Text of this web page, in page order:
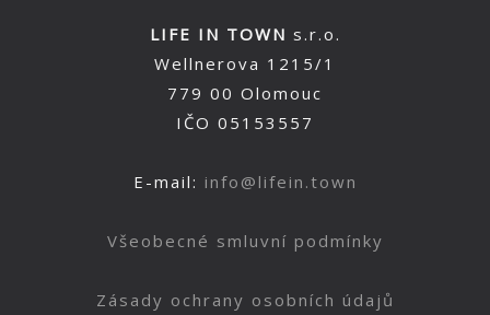
LIFE IN TOWN s.r.o.
Wellnerova 1215/1
779 00 Olomouc
IČO 05153557
E-mail: info@lifein.town
Všeobecné smluvní podmínky
Zásady ochrany osobních údajů